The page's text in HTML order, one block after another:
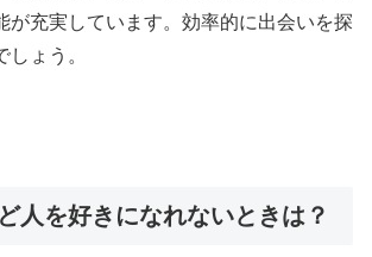
が充実しています。効率的に出会いを探
ょう。
人を好きになれないときは？